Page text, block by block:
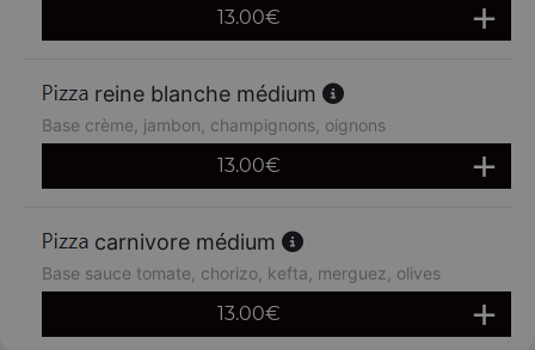
13.00€
reine blanche médium
Base crème, jambon, champignons, oignons
13.00€
carnivore médium
Base sauce tomate, chorizo, kefta, merguez, olives
13.00€